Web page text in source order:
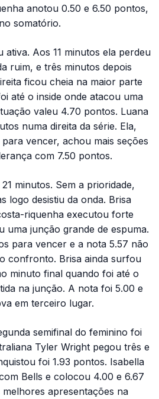
anotou 0.50 e 6.50 pontos,
somatório.
Aos 11 minutos ela perdeu
ruim, e três minutos depois
ficou cheia na maior parte
até o inside onde atacou uma
valeu 4.70 pontos. Luana
numa direita da série. Ela,
vencer, achou mais seções
com 7.50 pontos.
minutos. Sem a prioridade,
logo desistiu da onda. Brisa
riquenha executou forte
uma junção grande de espuma.
para vencer e a nota 5.57 não
confronto. Brisa ainda surfou
minuto final quando foi até o
na junção. A nota foi 5.00 e
em terceiro lugar.
semifinal do feminino foi
Tyler Wright pegou três e
foi 1.93 pontos. Isabella
Bells e colocou 4.00 e 6.67
apresentações na